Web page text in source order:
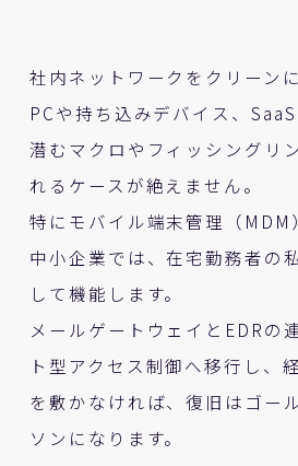
社内ネットワークをクリーン
PCや持ち込みデバイス、
潜むマクロやフィッシングリ
れるケースが絶えません。
特にモバイル端末管理（MDM
中小企業では、在宅勤務者の
して機能します。
メールゲートウェイとEDRの
ト型アクセス制御へ移行し、
を敷かなければ、復旧はゴー
ソンになります。